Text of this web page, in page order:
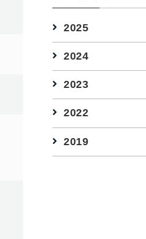
2025
2024
2023
2022
2019